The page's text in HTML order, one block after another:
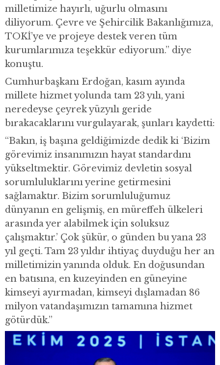
milletimize hayırlı, uğurlu olmasını
diliyorum. Çevre ve Şehircilik Bakanlığımıza,
TOKİ’ye ve projeye destek veren tüm
kurumlarımıza teşekkür ediyorum.” diye
konuştu.
Cumhurbaşkanı Erdoğan, kasım ayında
millete hizmet yolunda tam 23 yılı, yani
neredeyse çeyrek yüzyılı geride
bırakacaklarını vurgulayarak, şunları kaydetti:
“Bakın, iş başına geldiğimizde dedik ki ‘Bizim
görevimiz insanımızın hayat standardını
yükseltmektir. Görevimiz devletin sosyal
sorumluluklarını yerine getirmesini
sağlamaktır. Bizim sorumluluğumuz
dünyanın en gelişmiş, en müreffeh ülkeleri
arasında yer alabilmek için soluksuz
çalışmaktır.’ Çok şükür, o günden bu yana 23
yıl geçti. Tam 23 yıldır ihtiyaç duyduğu her an
milletimizin yanında olduk. En doğusundan
en batısına, en kuzeyinden en güneyine
kimseyi ayırmadan, kimseyi dışlamadan 86
milyon vatandaşımızın tamamına hizmet
götürdük.”